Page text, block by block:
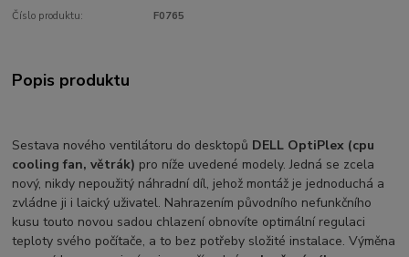
Číslo produktu: F0765
Popis produktu
Sestava nového ventilátoru do desktopů DELL OptiPlex (cpu
cooling fan, větrák) pro níže uvedené modely. Jedná se zcela
nový, nikdy nepoužitý náhradní díl, jehož montáž je jednoduchá a
zvládne ji i laický uživatel. Nahrazením původního nefunkčního
kusu touto novou sadou chlazení obnovíte optimální regulaci
teploty svého počítače, a to bez potřeby složité instalace. Výměna